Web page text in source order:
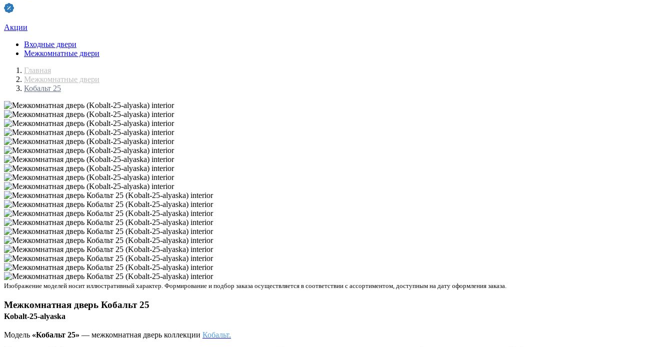
Акции
Входные двери
Межкомнатные двери
Главная
Межкомнатные двери
Кобальт 25
Изображение моделей носит иллюстративный характер. Формирование и подбор заказа осуществляется в соответствии с ассортиментом, доступным на дату оформления заказа.
Межкомнатная дверь Кобальт 25
Kobalt-25-alyaska
Модель «Кобальт 25» — межкомнатная дверь коллекции Кобальт.